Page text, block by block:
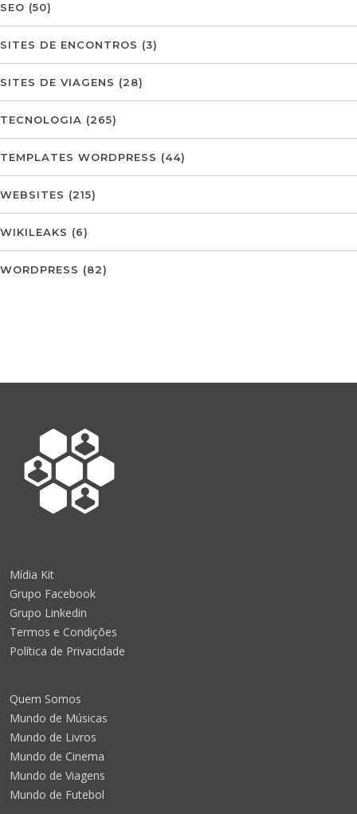
SEO (50)
SITES DE ENCONTROS (3)
SITES DE VIAGENS (28)
TECNOLOGIA (265)
TEMPLATES WORDPRESS (44)
WEBSITES (215)
WIKILEAKS (6)
WORDPRESS (82)
Mídia Kit
Grupo Facebook
Grupo Linkedin
Termos e Condições
Política de Privacidade
Quem Somos
Mundo de Músicas
Mundo de Livros
Mundo de Cinema
Mundo de Viagens
Mundo de Futebol